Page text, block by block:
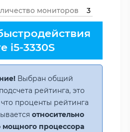
мониторов 3
i5-3330S
Выбран общий
рейтинга, это
что проценты рейтинга
относительно
мощного процессора